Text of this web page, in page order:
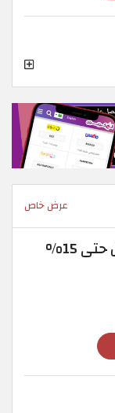
عرض خاص
كوبون خصم اكسبيديا 2026 فعال حتى 15%